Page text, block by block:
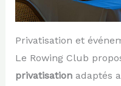
Privatisation et
Le Rowing Club
privatisationadaptés